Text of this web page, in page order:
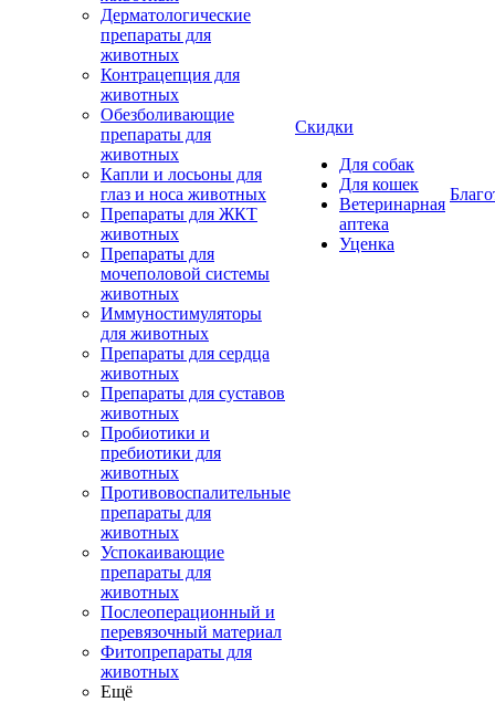
Дерматологические
препараты для
животных
Контрацепция для
животных
Обезболивающие
препараты для
животных
Капли и лосьоны для
глаз и носа животных
Препараты для ЖКТ
животных
Препараты для
мочеполовой системы
животных
Иммуностимуляторы
для животных
Препараты для сердца
животных
Препараты для суставов
животных
Пробиотики и
пребиотики для
животных
Противовоспалительные
препараты для
животных
Успокаивающие
препараты для
животных
Послеоперационный и
перевязочный материал
Фитопрепараты для
животных
Ещё
Скидки
Для собак
Для кошек
Ветеринарная
аптека
Уценка